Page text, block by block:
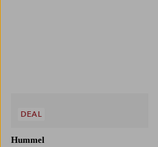
Hummel
DEAL